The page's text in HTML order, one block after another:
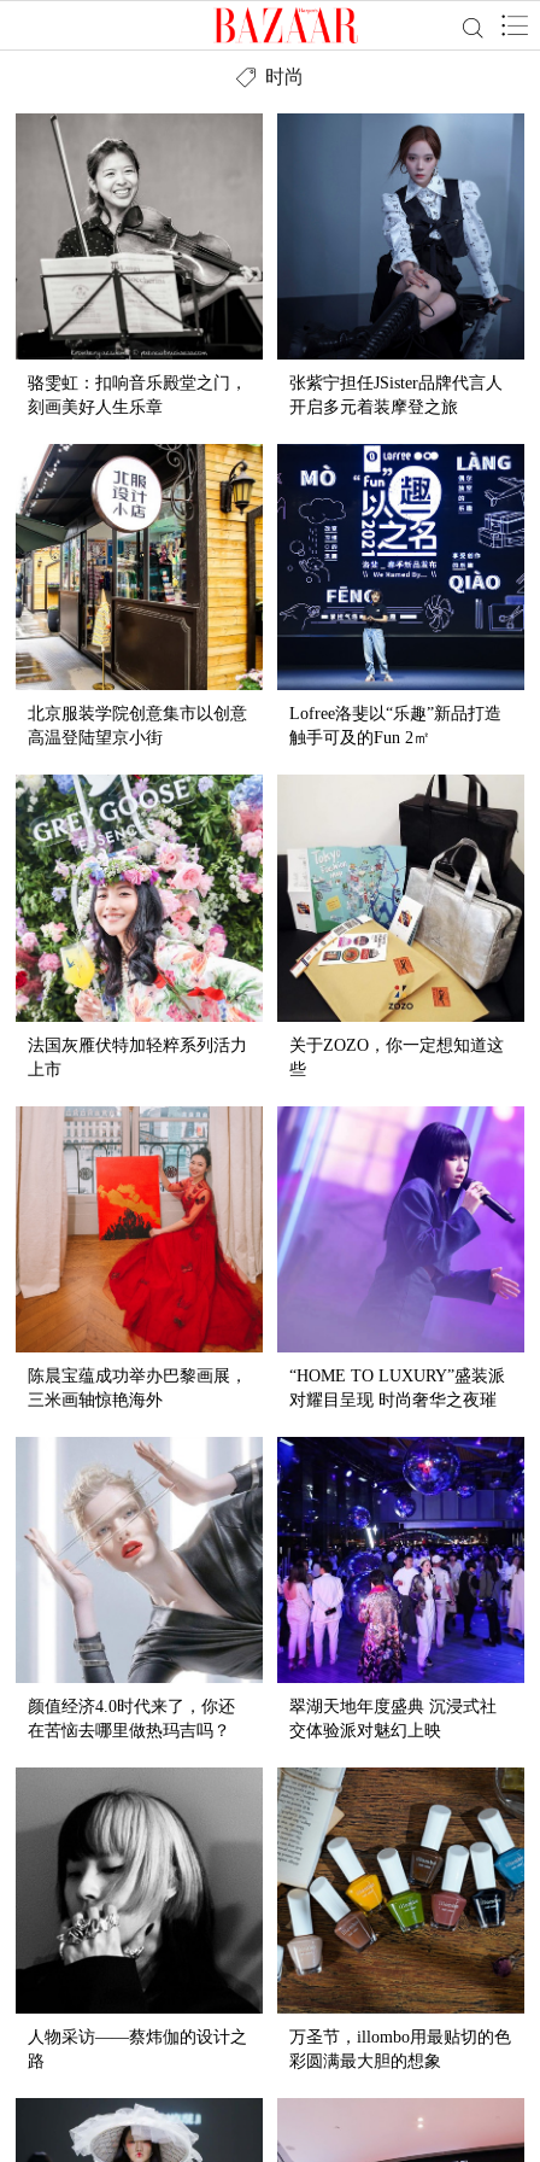
时尚
骆雯虹：扣响音乐殿堂之门，
刻画美好人生乐章
张紫宁担任JSister品牌代言人
开启多元着装摩登之旅
北京服装学院创意集市以创意
高温登陆望京小街
Lofree洛斐以“乐趣”新品打造
触手可及的Fun 2㎡
法国灰雁伏特加轻粹系列活力
上市
关于ZOZO，你一定想知道这
些
陈晨宝蕴成功举办巴黎画展，
三米画轴惊艳海外
“HOME TO LUXURY”盛装派
对耀目呈现 时尚奢华之夜璀
颜值经济4.0时代来了，你还
在苦恼去哪里做热玛吉吗？
翠湖天地年度盛典 沉浸式社
交体验派对魅幻上映
人物采访——蔡炜伽的设计之
路
万圣节，illombo用最贴切的色
彩圆满最大胆的想象